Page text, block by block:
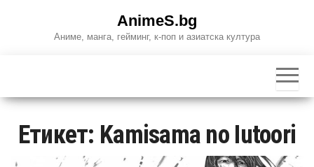
AnimeS.bg
Аниме, манга, гейминг, к-поп и азиатска култура
Етикет: Kamisama no Iutoori